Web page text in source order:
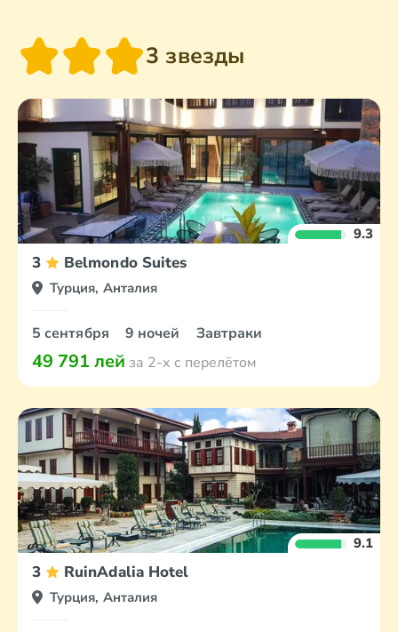
3 звезды
9.3
3 Belmondo Suites
Турция, Анталия
5 сентября 9 ночей Завтраки
49 791 лей за 2-х с перелётом
9.1
3 RuinAdalia Hotel
Турция, Анталия